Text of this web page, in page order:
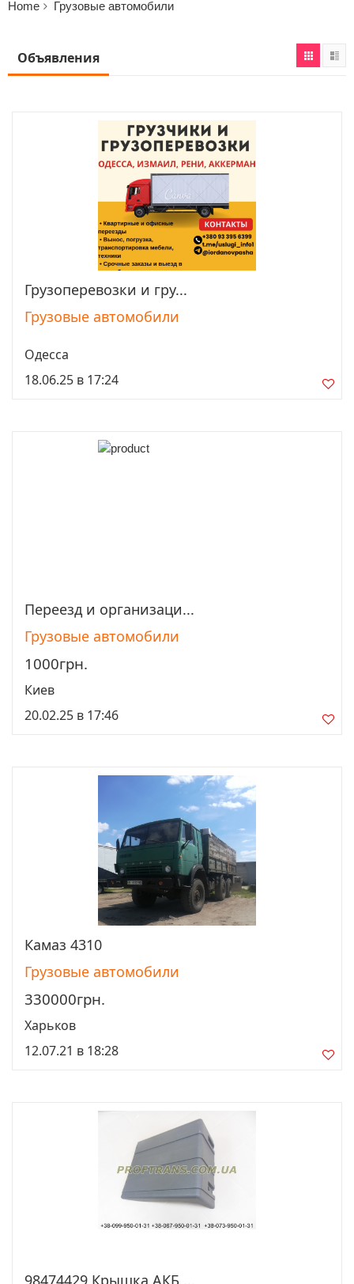
Home Грузовые автомобили
Объявления
Просмотреть
Грузоперевозки и гру...
Грузовые автомобили
Одесса
18.06.25 в 17:24
Просмотреть
Переезд и организаци...
Грузовые автомобили
1000грн.
Киев
20.02.25 в 17:46
Камаз 4310
Грузовые автомобили
330000грн.
Харьков
12.07.21 в 18:28
Просмотреть
98474429 Крышка АКБ ...